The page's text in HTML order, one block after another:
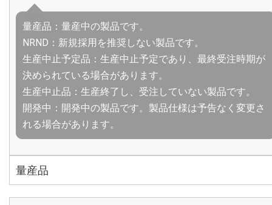
量産品：量産中の製品です。
NRND：新規採用を推奨しない製品です。
生産中止予定品：生産中止予定であり、最終受注時期が
決められている場合があります。
生産中止品：生産終了し、受注していない製品です。
開発中：開発中の製品です。製品仕様は予告なく変更さ
れる場合があります。
量産品